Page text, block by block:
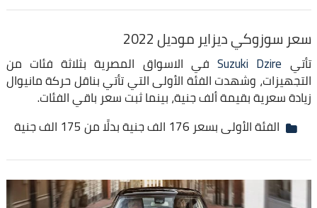
سعر سوزوكي ديزاير موديل 2022
تأتي Suzuki Dzire في الاسواق المصرية بثلاثة فئات من
التجهيزات، وشهدت الفئة الأولى التي تأتي بناقل حركة مانيوال
زيادة سعرية بقيمة ألف جنية، بينما ثبت سعر باقي الفئات.
الفئة الأولى بسعر 176 الف جنية بدلًا من 175 الف جنية